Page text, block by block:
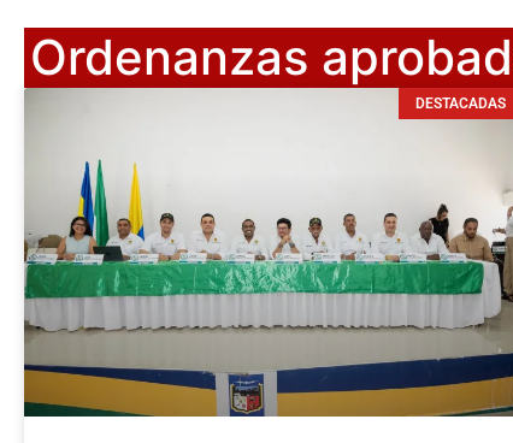
Ordenanzas
DESTACADAS